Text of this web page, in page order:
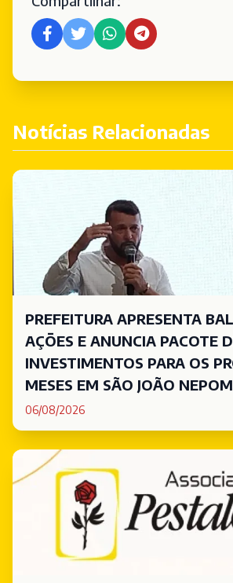
Notícias Relacionadas
PREFEITURA APRESENTA
AÇÕES E ANUNCIA PACOTE
INVESTIMENTOS PARA OS
MESES EM SÃO JOÃO
06/08/2026